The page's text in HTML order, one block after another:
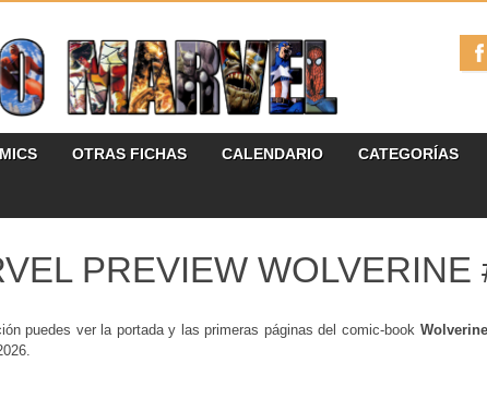
OTRAS FICHAS CALENDARIO CATEGORÍAS
PREVIEW WOLVERINE
puedes ver la portada y las primeras páginas del comic-book